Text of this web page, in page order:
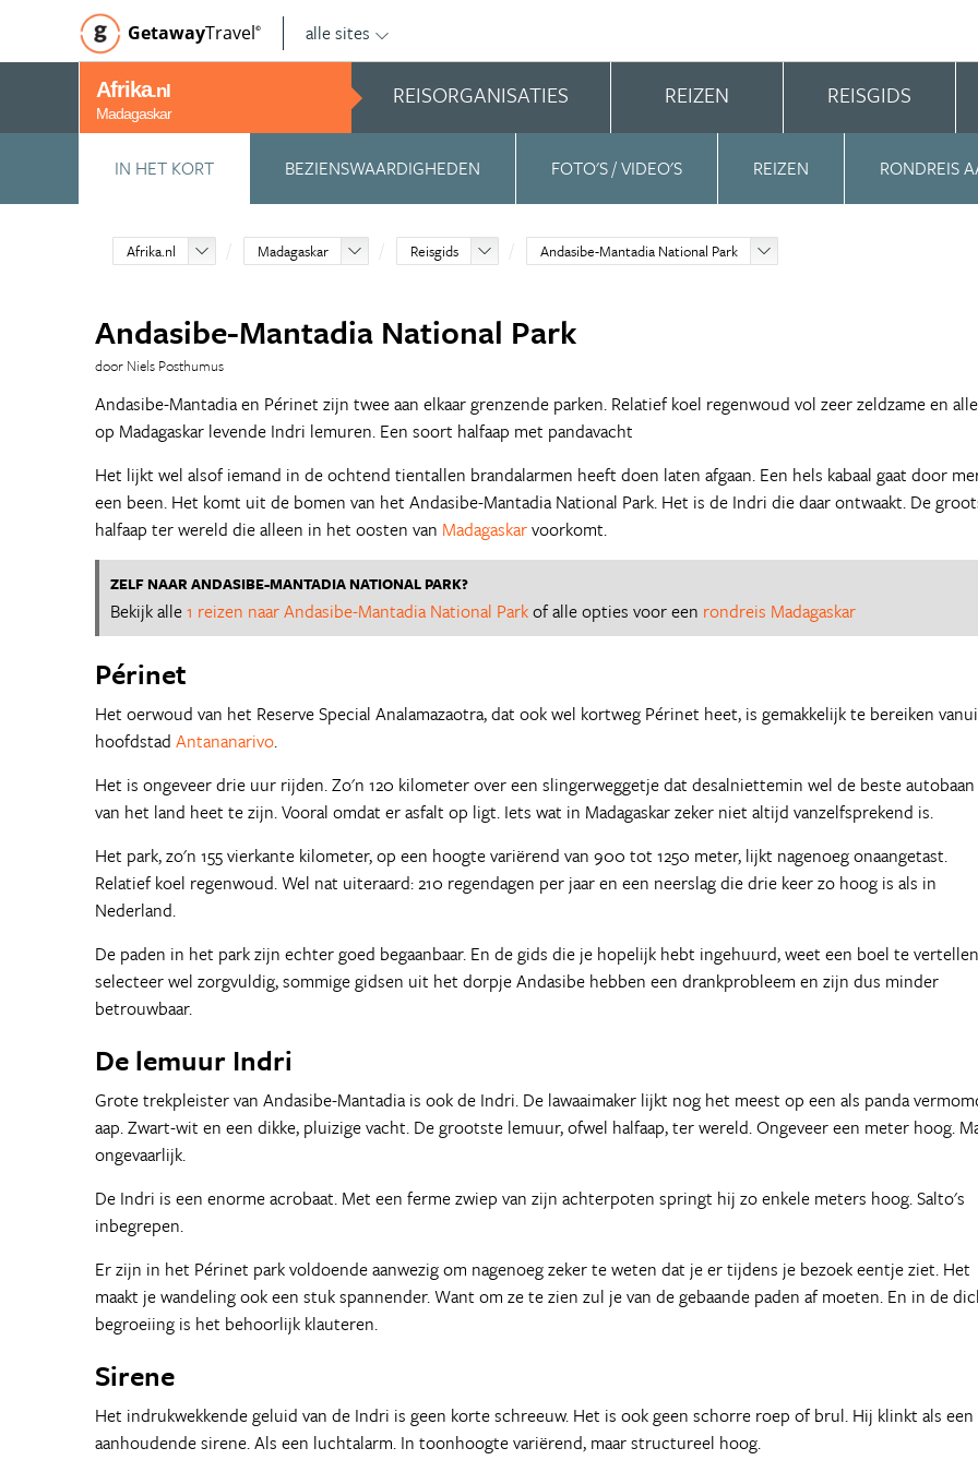
GetawayTravel© alle sites
Afrika.nl
Madagaskar
REISORGANISATIES REIZEN REISGIDS
IN HET KORT BEZIENSWAARDIGHEDEN FOTO'S / VIDEO'S REIZEN RONDREIS
Afrika.nl Madagaskar Reisgids Andasibe-Mantadia National Park
Andasibe-Mantadia National Park
door Niels Posthumus
Andasibe-Mantadia en Périnet zijn twee aan elkaar grenzende parken. Relatief koel regenwoud vol zeer zeldzame en
op Madagaskar levende Indri lemuren. Een soort halfaap met pandavacht
Het lijkt wel alsof iemand in de ochtend tientallen brandalarmen heeft doen laten afgaan. Een hels kabaal gaat door
een been. Het komt uit de bomen van het Andasibe-Mantadia National Park. Het is de Indri die daar ontwaakt. De
halfaap ter wereld die alleen in het oosten van Madagaskarvoorkomt.
ZELF NAAR ANDASIBE-MANTADIA NATIONAL PARK?
Bekijk alle1 reizen naar Andasibe-Mantadia National Parkof alle opties voor een rondreis Madagaskar
Périnet
Het oerwoud van het Reserve Special Analamazaotra, dat ook wel kortweg Périnet heet, is gemakkelijk te bereiken
hoofdstad Antananarivo.
Het is ongeveer drie uur rijden. Zo'n 120 kilometer over een slingerweggetje dat desalniettemin wel de beste autobaan
van het land heet te zijn. Vooral omdat er asfalt op ligt. Iets wat in Madagaskar zeker niet altijd vanzelfsprekend is.
Het park, zo'n 155 vierkante kilometer, op een hoogte variërend van 900 tot 1250 meter, lijkt nagenoeg onaangetast.
Relatief koel regenwoud. Wel nat uiteraard: 210 regendagen per jaar en een neerslag die drie keer zo hoog is als in
Nederland.
De paden in het park zijn echter goed begaanbaar. En de gids die je hopelijk hebt ingehuurd, weet een boel te
selecteer wel zorgvuldig, sommige gidsen uit het dorpje Andasibe hebben een drankprobleem en zijn dus minder
betrouwbaar.
De lemuur Indri
Grote trekpleister van Andasibe-Mantadia is ook de Indri. De lawaaimaker lijkt nog het meest op een als panda
aap. Zwart-wit en een dikke, pluizige vacht. De grootste lemuur, ofwel halfaap, ter wereld. Ongeveer een meter hoog.
ongevaarlijk.
De Indri is een enorme acrobaat. Met een ferme zwiep van zijn achterpoten springt hij zo enkele meters hoog. Salto's
inbegrepen.
Er zijn in het Périnet park voldoende aanwezig om nagenoeg zeker te weten dat je er tijdens je bezoek eentje ziet. Het
maakt je wandeling ook een stuk spannender. Want om ze te zien zul je van de gebaande paden af moeten. En in de
begroeiing is het behoorlijk klauteren.
Sirene
Het indrukwekkende geluid van de Indri is geen korte schreeuw. Het is ook geen schorre roep of brul. Hij klinkt als een
aanhoudende sirene. Als een luchtalarm. In toonhoogte variërend, maar structureel hoog.